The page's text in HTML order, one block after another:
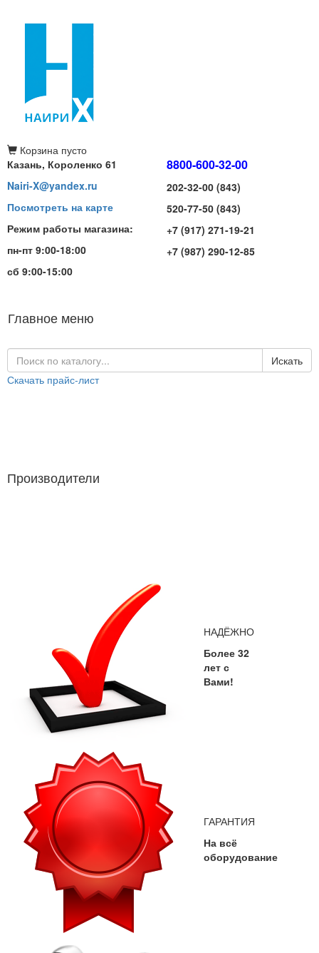
Корзина пусто
Казань, Короленко 61
Nairi-X@yandex.ru
Посмотреть на карте
Режим работы магазина:
пн-пт 9:00-18:00
сб 9:00-15:00
8800-600-32-00
202-32-00 (843)
520-77-50 (843)
+7 (917) 271-19-21
+7 (987) 290-12-85
Главное меню
Искать
Скачать прайс-лист
Производители
НАДЁЖНО
Более 32
лет с
Вами!
ГАРАНТИЯ
На всё
оборудование